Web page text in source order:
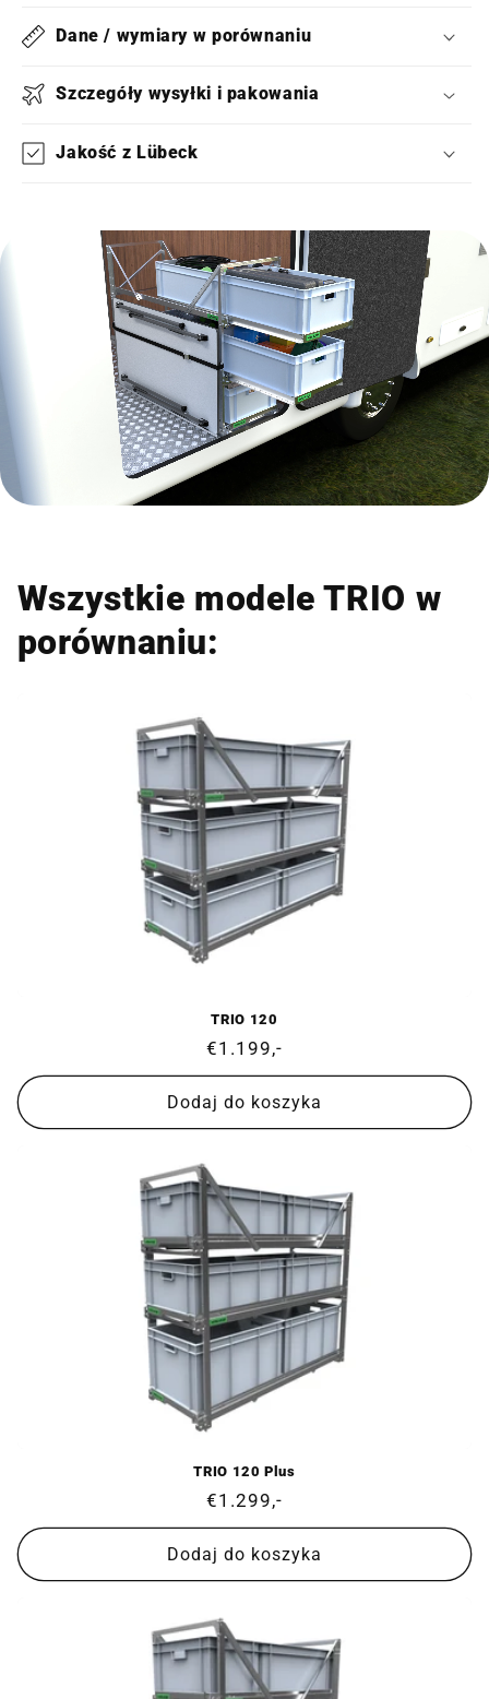
Dane / wymiary w porównaniu
Szczegóły wysyłki i pakowania
Jakość z Lübeck
Wszystkie modele TRIO w
porównaniu:
TRIO 120
Cena
regularna
€1.199,-
Dodaj do koszyka
TRIO 120 Plus
Cena
regularna
€1.299,-
Dodaj do koszyka